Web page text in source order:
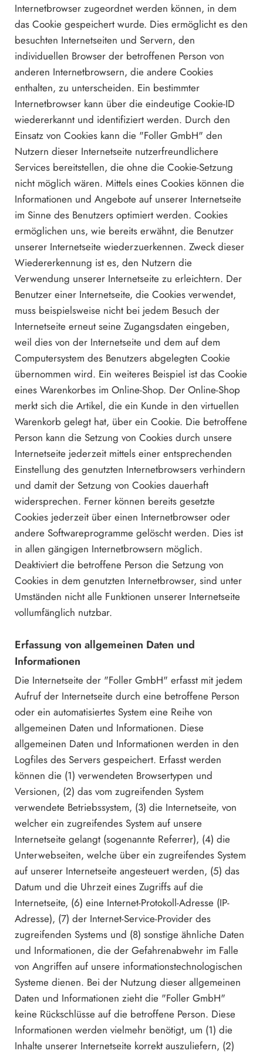
Internetbrowser zugeordnet werden können, in dem
das Cookie gespeichert wurde. Dies ermöglicht es den
besuchten Internetseiten und Servern, den
individuellen Browser der betroffenen Person von
anderen Internetbrowsern, die andere Cookies
enthalten, zu unterscheiden. Ein bestimmter
Internetbrowser kann über die eindeutige Cookie-ID
wiedererkannt und identifiziert werden. Durch den
Einsatz von Cookies kann die "Foller GmbH" den
Nutzern dieser Internetseite nutzerfreundlichere
Services bereitstellen, die ohne die Cookie-Setzung
nicht möglich wären. Mittels eines Cookies können die
Informationen und Angebote auf unserer Internetseite
im Sinne des Benutzers optimiert werden. Cookies
ermöglichen uns, wie bereits erwähnt, die Benutzer
unserer Internetseite wiederzuerkennen. Zweck dieser
Wiedererkennung ist es, den Nutzern die
Verwendung unserer Internetseite zu erleichtern. Der
Benutzer einer Internetseite, die Cookies verwendet,
muss beispielsweise nicht bei jedem Besuch der
Internetseite erneut seine Zugangsdaten eingeben,
weil dies von der Internetseite und dem auf dem
Computersystem des Benutzers abgelegten Cookie
übernommen wird. Ein weiteres Beispiel ist das Cookie
eines Warenkorbes im Online-Shop. Der Online-Shop
merkt sich die Artikel, die ein Kunde in den virtuellen
Warenkorb gelegt hat, über ein Cookie. Die betroffene
Person kann die Setzung von Cookies durch unsere
Internetseite jederzeit mittels einer entsprechenden
Einstellung des genutzten Internetbrowsers verhindern
und damit der Setzung von Cookies dauerhaft
widersprechen. Ferner können bereits gesetzte
Cookies jederzeit über einen Internetbrowser oder
andere Softwareprogramme gelöscht werden. Dies ist
in allen gängigen Internetbrowsern möglich.
Deaktiviert die betroffene Person die Setzung von
Cookies in dem genutzten Internetbrowser, sind unter
Umständen nicht alle Funktionen unserer Internetseite
vollumfänglich nutzbar.
Erfassung von allgemeinen Daten und
Informationen
Die Internetseite der "Foller GmbH" erfasst mit jedem
Aufruf der Internetseite durch eine betroffene Person
oder ein automatisiertes System eine Reihe von
allgemeinen Daten und Informationen. Diese
allgemeinen Daten und Informationen werden in den
Logfiles des Servers gespeichert. Erfasst werden
können die (1) verwendeten Browsertypen und
Versionen, (2) das vom zugreifenden System
verwendete Betriebssystem, (3) die Internetseite, von
welcher ein zugreifendes System auf unsere
Internetseite gelangt (sogenannte Referrer), (4) die
Unterwebseiten, welche über ein zugreifendes System
auf unserer Internetseite angesteuert werden, (5) das
Datum und die Uhrzeit eines Zugriffs auf die
Internetseite, (6) eine Internet-Protokoll-Adresse (IP-
Adresse), (7) der Internet-Service-Provider des
zugreifenden Systems und (8) sonstige ähnliche Daten
und Informationen, die der Gefahrenabwehr im Falle
von Angriffen auf unsere informationstechnologischen
Systeme dienen. Bei der Nutzung dieser allgemeinen
Daten und Informationen zieht die "Foller GmbH"
keine Rückschlüsse auf die betroffene Person. Diese
Informationen werden vielmehr benötigt, um (1) die
Inhalte unserer Internetseite korrekt auszuliefern, (2)